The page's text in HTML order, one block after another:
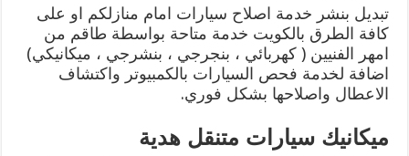
تبديل بنشر خدمة اصلاح سيارات امام منازلكم او على
كافة الطرق بالكويت خدمة متاحة بواسطة طاقم من
امهر الفنيين ( كهربائي ، بنجرجي ، بنشرجي ، ميكانيكي)
اضافة لخدمة فحص السيارات بالكمبيوتر واكتشاف
الاعطال واصلاحها بشكل فوري.
ميكانيك سيارات متنقل هدية